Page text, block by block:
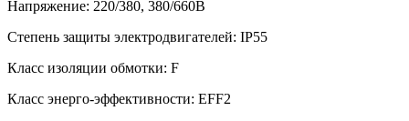
Напряжение: 220/380, 380/660В
Степень защиты электродвигателей: IP55
Класс изоляции обмотки: F
Класс энерго-эффективности: EFF2